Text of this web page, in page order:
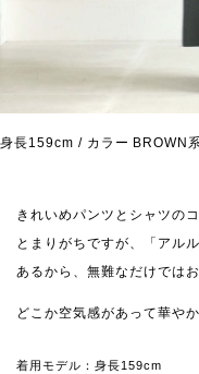
身長159cm / カラー BROWN
きれいめパンツとシャツの
とまりがちですが、「アル
あるから、無難なだけではお
どこか空気感があって華や
着用モデル：身長159cm